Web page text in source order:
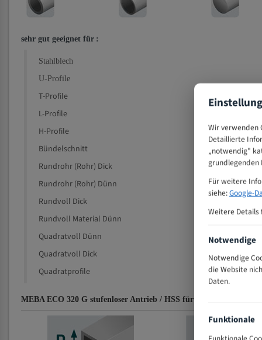
sehr gut geeignet für :
Stahlblech
U-Profile
T-Profile
L-Profile
H-Profile
Bündelschnitt
Rundrohr (Rohr) Dick
Rundrohr (Rohr) Dünn
Rundvoll Dick
Rundvoll Material Dünn
Quadratvoll Dünn
Quadratvoll Dick
Quadratprofile
MEBA ECO 320 G stufenloser Antrieb / HSS für 4200 mm Bi-
Wir verwenden
Detaillierte
„notwendig"
grundlegenden
Für weitere
siehe:Google-
Weitere Details
Notwendige
Notwendige
die Website
Daten.
Funktionale